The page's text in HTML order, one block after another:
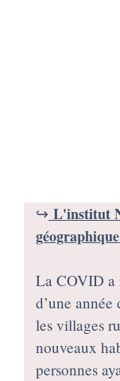
↪️ L'institut
La COVID a
d’une
les villages
nouveaux
personnes